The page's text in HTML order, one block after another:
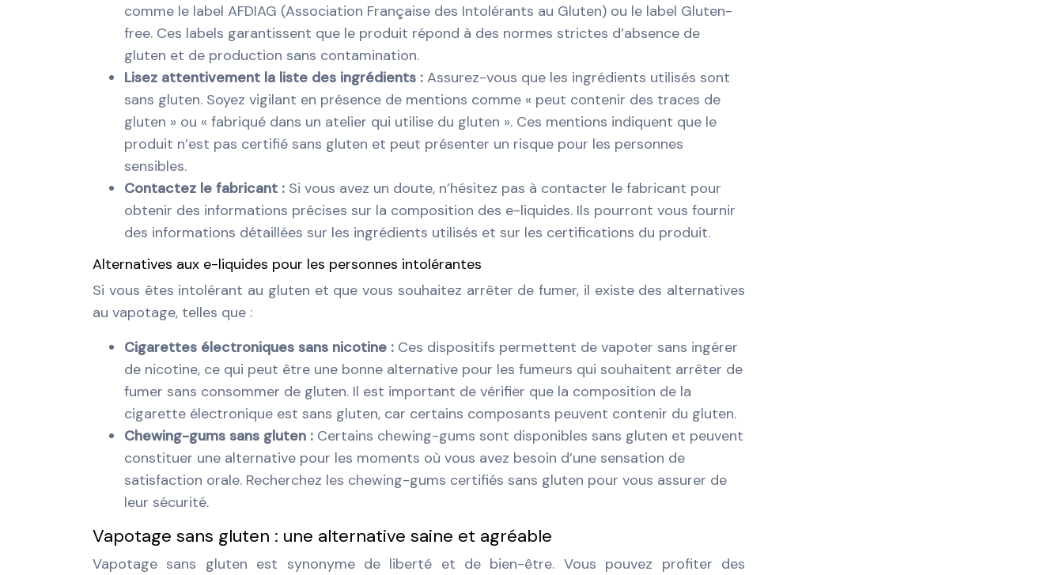
comme le label AFDIAG (Association Française des Intolérants au Gluten) ou le label Gluten-
free. Ces labels garantissent que le produit répond à des normes strictes d’absence de
gluten et de production sans contamination.
Lisez attentivement la liste des ingrédients : Assurez-vous que les ingrédients utilisés sont
sans gluten. Soyez vigilant en présence de mentions comme « peut contenir des traces de
gluten » ou « fabriqué dans un atelier qui utilise du gluten ». Ces mentions indiquent que le
produit n’est pas certifié sans gluten et peut présenter un risque pour les personnes
sensibles.
Contactez le fabricant : Si vous avez un doute, n’hésitez pas à contacter le fabricant pour
obtenir des informations précises sur la composition des e-liquides. Ils pourront vous fournir
des informations détaillées sur les ingrédients utilisés et sur les certifications du produit.
Alternatives aux e-liquides pour les personnes intolérantes
Si vous êtes intolérant au gluten et que vous souhaitez arrêter de fumer, il existe des alternatives
au vapotage, telles que :
Cigarettes électroniques sans nicotine : Ces dispositifs permettent de vapoter sans ingérer
de nicotine, ce qui peut être une bonne alternative pour les fumeurs qui souhaitent arrêter de
fumer sans consommer de gluten. Il est important de vérifier que la composition de la
cigarette électronique est sans gluten, car certains composants peuvent contenir du gluten.
Chewing-gums sans gluten : Certains chewing-gums sont disponibles sans gluten et peuvent
constituer une alternative pour les moments où vous avez besoin d’une sensation de
satisfaction orale. Recherchez les chewing-gums certifiés sans gluten pour vous assurer de
leur sécurité.
Vapotage sans gluten : une alternative saine et agréable
Vapotage sans gluten est synonyme de liberté et de bien-être. Vous pouvez profiter des